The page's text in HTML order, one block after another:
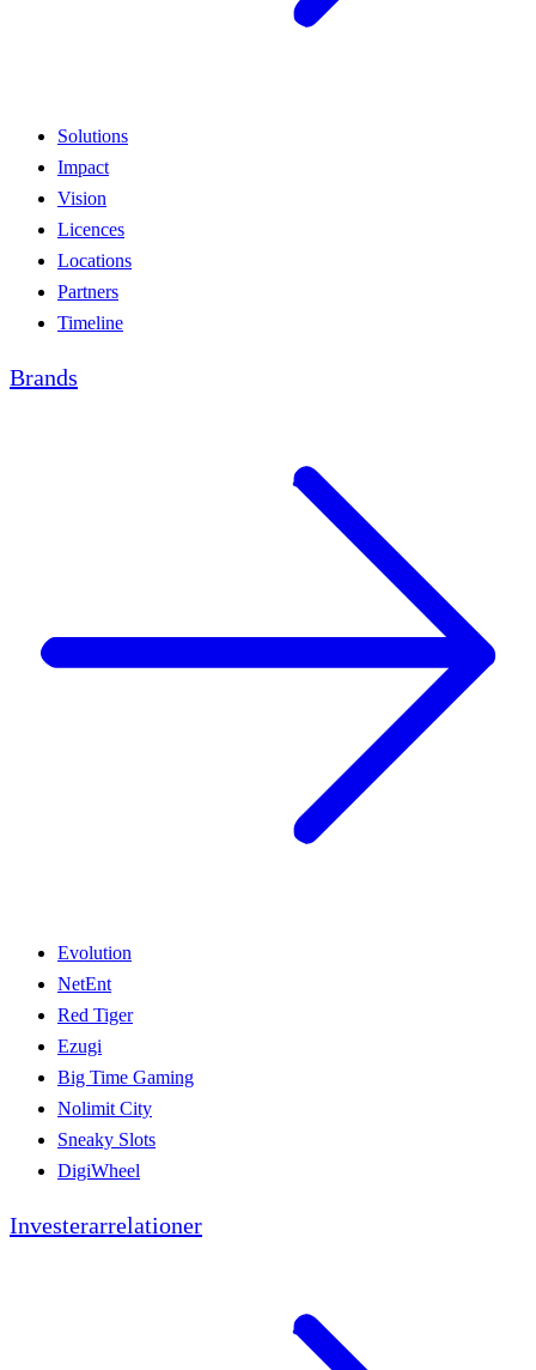
Solutions
Impact
Vision
Licences
Locations
Partners
Timeline
Brands
Evolution
NetEnt
Red Tiger
Ezugi
Big Time Gaming
Nolimit City
Sneaky Slots
DigiWheel
Investerarrelationer